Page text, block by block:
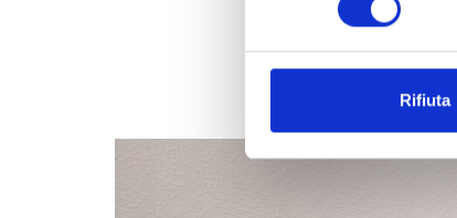
Rifiuta